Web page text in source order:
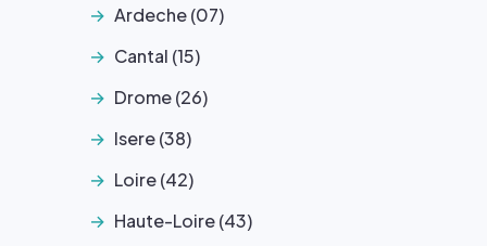
Ardeche (07)
Cantal (15)
Drome (26)
Isere (38)
Loire (42)
Haute-Loire (43)